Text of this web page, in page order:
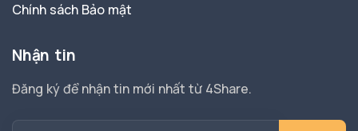
Chính sách Bảo mật
Nhận tin
Đăng ký để nhận tin mới nhất từ 4Share.